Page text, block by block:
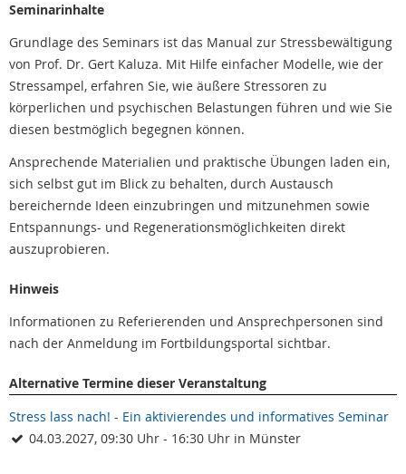
Seminarinhalte
Grundlage des Seminars ist das Manual zur Stressbewältigung
von Prof. Dr. Gert Kaluza. Mit Hilfe einfacher Modelle, wie der
Stressampel, erfahren Sie, wie äußere Stressoren zu
körperlichen und psychischen Belastungen führen und wie Sie
diesen bestmöglich begegnen können.
Ansprechende Materialien und praktische Übungen laden ein,
sich selbst gut im Blick zu behalten, durch Austausch
bereichernde Ideen einzubringen und mitzunehmen sowie
Entspannungs- und Regenerationsmöglichkeiten direkt
auszuprobieren.
Hinweis
Informationen zu Referierenden und Ansprechpersonen sind
nach der Anmeldung im Fortbildungsportal sichtbar.
Alternative Termine dieser Veranstaltung
Stress lass nach! - Ein aktivierendes und informatives Seminar
04.03.2027, 09:30 Uhr - 16:30 Uhr in Münster